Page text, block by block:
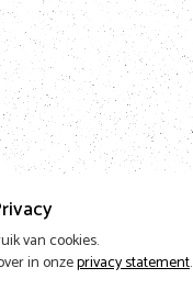
van cookies.
in onzeprivacy statement.